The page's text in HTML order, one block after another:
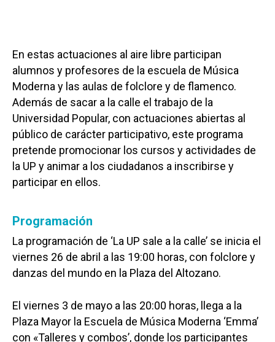
En estas actuaciones al aire libre participan
alumnos y profesores de la escuela de Música
Moderna y las aulas de folclore y de flamenco.
Además de sacar a la calle el trabajo de la
Universidad Popular, con actuaciones abiertas al
público de carácter participativo, este programa
pretende promocionar los cursos y actividades de
la UP y animar a los ciudadanos a inscribirse y
participar en ellos.
Programación
La programación de ‘La UP sale a la calle’ se inicia el
viernes 26 de abril a las 19:00 horas, con folclore y
danzas del mundo en la Plaza del Altozano.
El viernes 3 de mayo a las 20:00 horas, llega a la
Plaza Mayor la Escuela de Música Moderna ‘Emma’
con «Talleres y combos’, donde los participantes